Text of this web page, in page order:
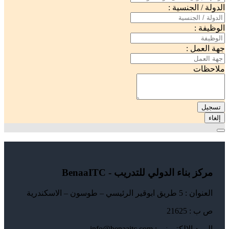
الدولة / الجنسية :
الوظيفة :
جهة العمل :
ملاحظات
تسجيل
إلغاء
مركز بناء الدولي للتدريب - BenaaITC
العنوان : 5 طريق ابوقير الرئيسي – طوسون – الاسكندرية
ص ب : 21625